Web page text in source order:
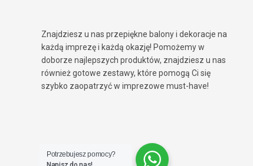
Znajdziesz u nas przepiękne balony i dekoracje na
każdą imprezę i każdą okazję! Pomożemy w
doborze najlepszych produktów, znajdziesz u nas
również gotowe zestawy, które pomogą Ci się
szybko zaopatrzyć w imprezowe must-have!
Potrzebujesz pomocy?